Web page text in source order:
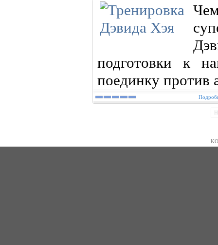
подготовки к
поединку против